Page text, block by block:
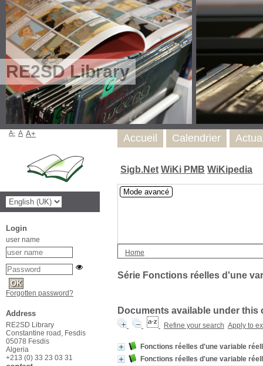
RE2SD Library
Sigb.Net WiKi PMB WiKipedia
Mode avancé
Home
Série Fonctions réelles d'une
Documents available under this
Refine your search Apply to
Fonctions réelles d'une variable
Fonctions réelles d'une variable
Accueil Calendrier
A- A A+
Login
user name
Forgotten password?
Address
RE2SD Library
Constantine road, Fesdis
05078 Fesdis
Algeria
+213 (0) 33 23 03 31